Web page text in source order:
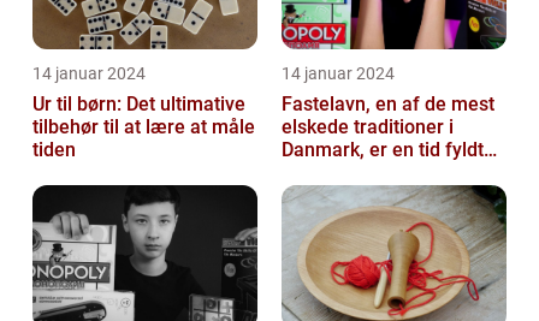
14 januar 2024
Ur til børn: Det ultimative
tilbehør til at lære at måle
tiden
14 januar 2024
Fastelavn, en af de mest
elskede traditioner i
Danmark, er en tid fyldt
festligheder fo...